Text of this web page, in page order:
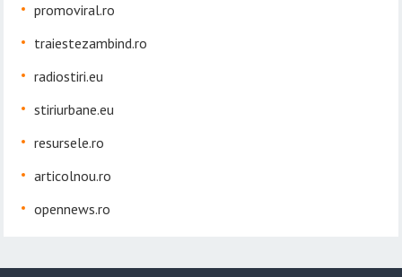
promoviral.ro
traiestezambind.ro
radiostiri.eu
stiriurbane.eu
resursele.ro
articolnou.ro
opennews.ro